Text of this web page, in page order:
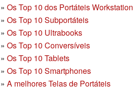
» Os Top 10 dos Portáteis Workstation
» Os Top 10 Subportáteis
» Os Top 10 Ultrabooks
» Os Top 10 Conversíveis
» Os Top 10 Tablets
» Os Top 10 Smartphones
» A melhores Telas de Portáteis